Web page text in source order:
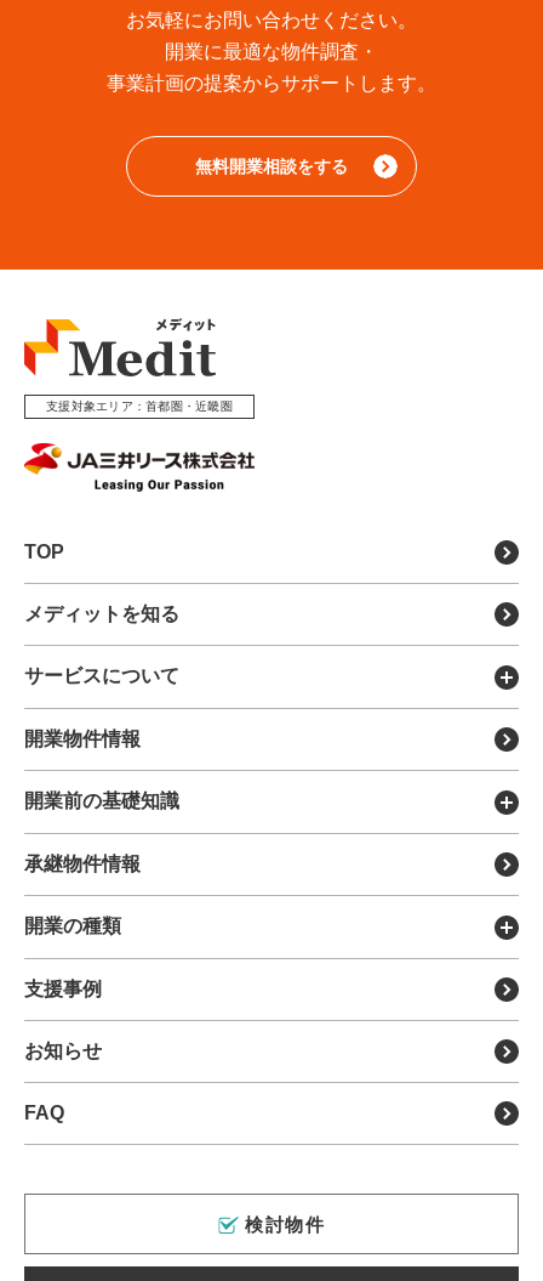
1.当社は、メンバーの了承を得ることなく、本サイト等に
て提供する本サービスの内容を変更又は削除することがで
きるものとし、メンバーはこれを予め承諾します。
2.本サービスが変更又は削除されたことによりメンバーが
切の責任を負いません。
理します。
3.メンバーは、ID及びパスワードを第三者に貸与、譲渡又
は売買することはできません。
4.メンバーに対して発行されたID及びパスワードを利用し
ているメンバーの責任と看做します。
5.メンバーは、自己のID及びパスワードが第三者に利用さ
指示に従うものとします。
を他者が利用したことによりメンバーが損害を被った場合
であっても、当社はメンバーに対して一切の責任を負いま
せん。
第8条(個人情報の取扱)
1.当社は、当社が別途定める「個人情報取扱指針」に基づ
きメンバーの個人情報を取扱うものとします。
第9条(退会)
メンバーは、当社に通知することにより退会することがで
きます。
第10条(禁止事項)
メンバーは、以下の行為を行ってはなりません。
2.本サイトを当社の承認を得ることなく他のサイトにリン
3.本サイト上のデータを当社の許可なく書き換える行為。
お気軽にお問い合わせください。
開業に最適な物件調査・
事業計画の提案からサポートします。
無料開業相談をする
支援対象エリア 首都圏・近畿圏
TOP
メディットを知る
サービスについて
メディットの特徴
医療モールについて
各種リース
分院・サテライト展開支援
サポート担当について
運営会社について
開業物件情報
開業前の基礎知識
開業のメリット・デメリット
開業までの流れについて
開業までの全体スケジュール
開業医の年収
外来医師多数区域とは
承継物件情報
開業の種類
新規開業支援
クリニックの承継・受継ぎ
支援事例
お知らせ
FAQ
検討物件